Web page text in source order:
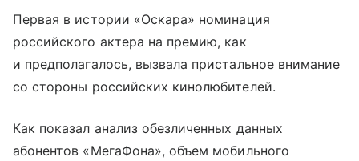
Первая в истории «Оскара» номинация
российского актера на премию, как
и предполагалось, вызвала пристальное внимание
со стороны российских кинолюбителей.
Как показал анализ обезличенных данных
абонентов «МегаФона», объем мобильного